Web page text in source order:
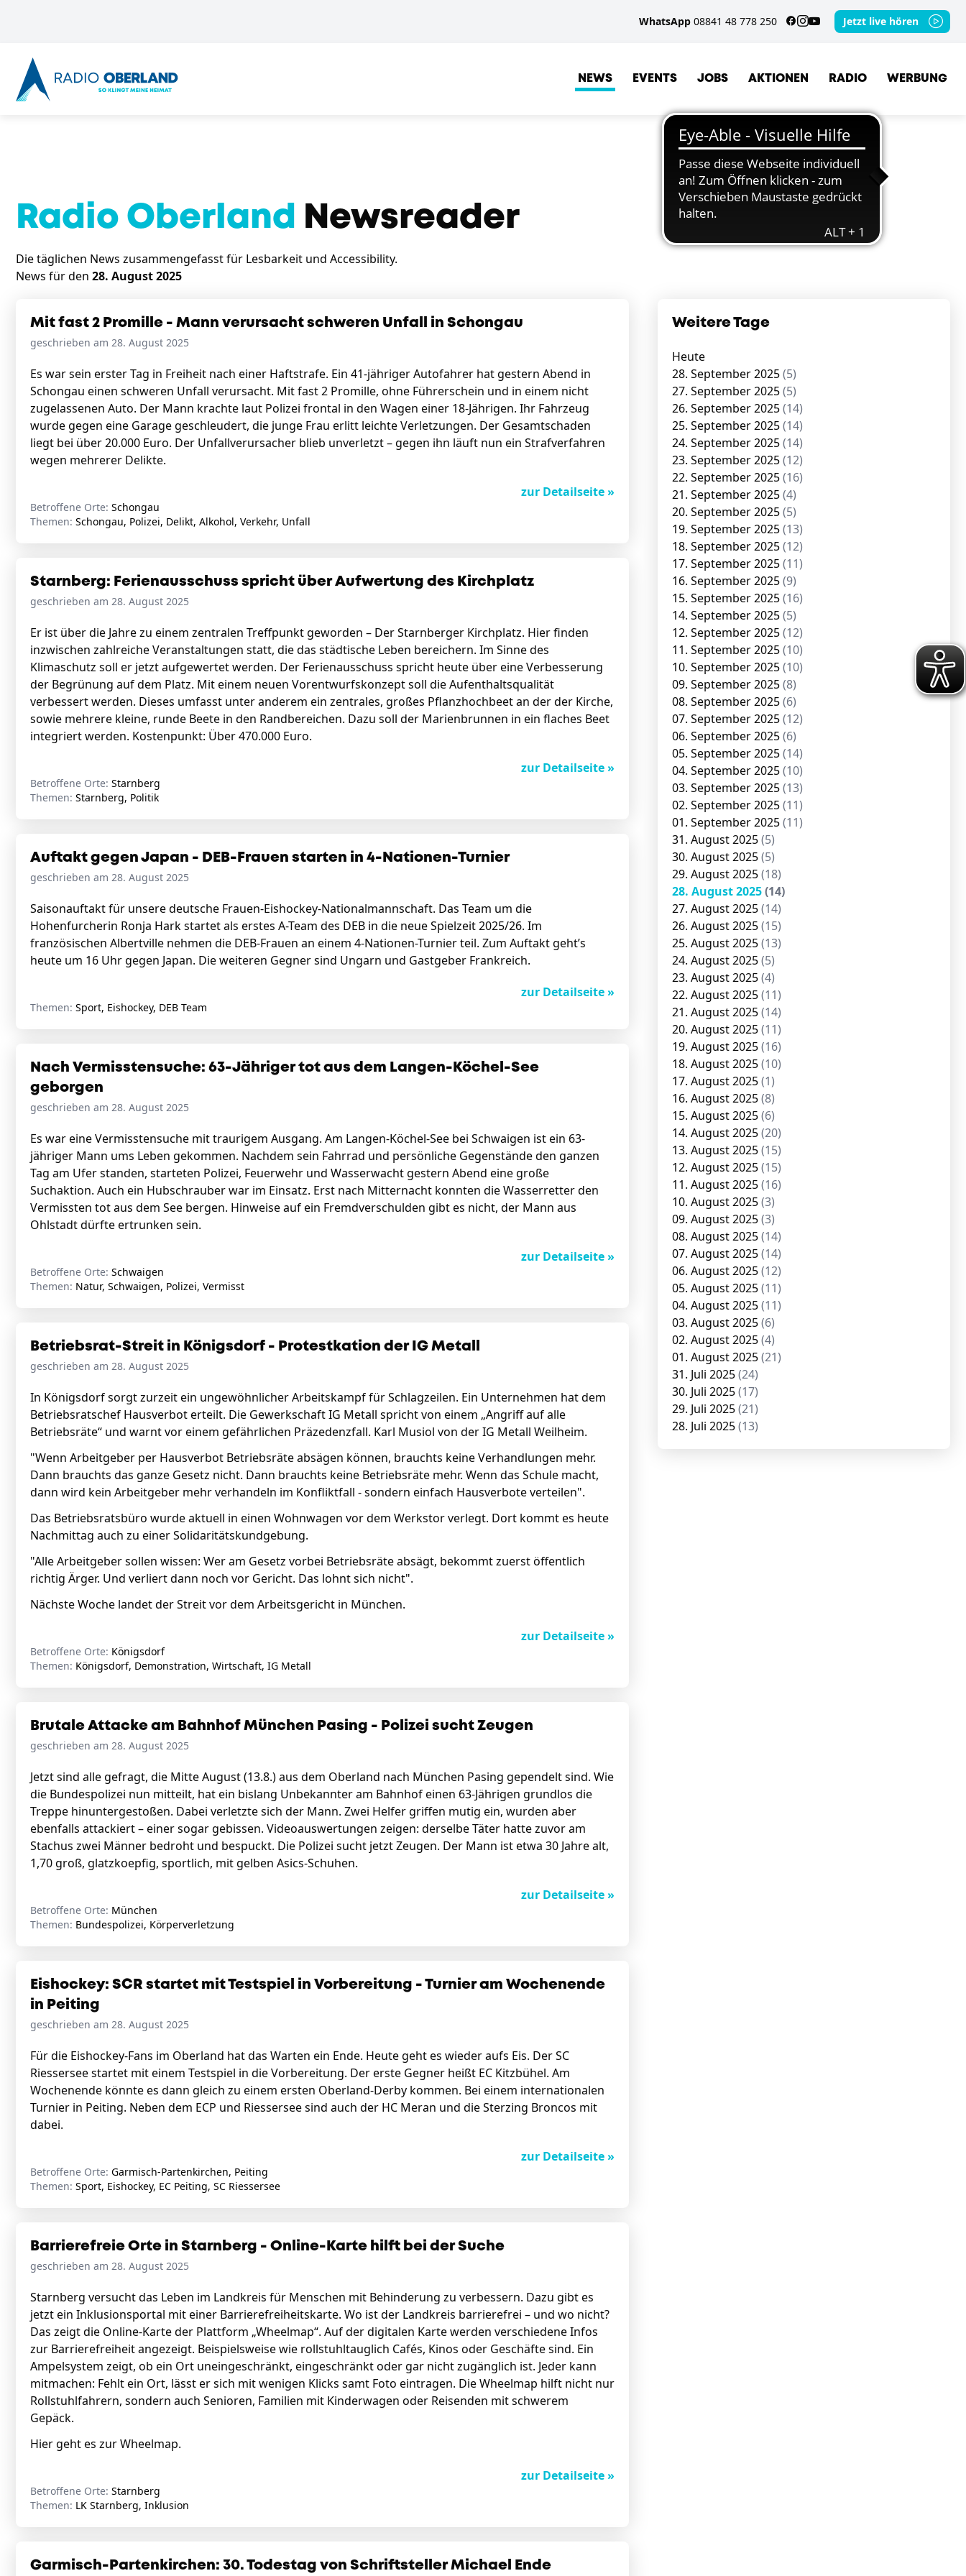
WhatsApp 08841 48 778 250 Jetzt live hören
NEWS EVENTS JOBS AKTIONEN RADIO WERBUNG
Radio Oberland Newsreader
Die täglichen News zusammengefasst für Lesbarkeit und Accessibility.
News für den 28. August 2025
Mit fast 2 Promille - Mann verursacht schweren Unfall in Schongau
geschrieben am 28. August 2025
Es war sein erster Tag in Freiheit nach einer Haftstrafe. Ein 41-jähriger Autofahrer hat gestern Abend in
Schongau einen schweren Unfall verursacht. Mit fast 2 Promille, ohne Führerschein und in einem nicht
zugelassenen Auto. Der Mann krachte laut Polizei frontal in den Wagen einer 18-Jährigen. Ihr Fahrzeug
wurde gegen eine Garage geschleudert, die junge Frau erlitt leichte Verletzungen. Der Gesamtschaden
liegt bei über 20.000 Euro. Der Unfallverursacher blieb unverletzt – gegen ihn läuft nun ein Strafverfahren
wegen mehrerer Delikte.
zur Detailseite »
Betroffene Orte: Schongau
Themen: Schongau, Polizei, Delikt, Alkohol, Verkehr, Unfall
Starnberg: Ferienausschuss spricht über Aufwertung des Kirchplatz
geschrieben am 28. August 2025
Er ist über die Jahre zu einem zentralen Treffpunkt geworden – Der Starnberger Kirchplatz. Hier finden
inzwischen zahlreiche Veranstaltungen statt, die das städtische Leben bereichern. Im Sinne des
Klimaschutz soll er jetzt aufgewertet werden. Der Ferienausschuss spricht heute über eine Verbesserung
der Begrünung auf dem Platz. Mit einem neuen Vorentwurfskonzept soll die Aufenthaltsqualität
verbessert werden. Dieses umfasst unter anderem ein zentrales, großes Pflanzhochbeet an der der Kirche,
sowie mehrere kleine, runde Beete in den Randbereichen. Dazu soll der Marienbrunnen in ein flaches Beet
integriert werden. Kostenpunkt: Über 470.000 Euro.
zur Detailseite »
Betroffene Orte: Starnberg
Themen: Starnberg, Politik
Auftakt gegen Japan - DEB-Frauen starten in 4-Nationen-Turnier
geschrieben am 28. August 2025
Saisonauftakt für unsere deutsche Frauen-Eishockey-Nationalmannschaft. Das Team um die
Hohenfurcherin Ronja Hark startet als erstes A-Team des DEB in die neue Spielzeit 2025/26. Im
französischen Albertville nehmen die DEB-Frauen an einem 4-Nationen-Turnier teil. Zum Auftakt geht’s
heute um 16 Uhr gegen Japan. Die weiteren Gegner sind Ungarn und Gastgeber Frankreich.
zur Detailseite »
Themen: Sport, Eishockey, DEB Team
Nach Vermisstensuche: 63-Jähriger tot aus dem Langen-Köchel-See
geborgen
geschrieben am 28. August 2025
Es war eine Vermisstensuche mit traurigem Ausgang. Am Langen-Köchel-See bei Schwaigen ist ein 63-
jähriger Mann ums Leben gekommen. Nachdem sein Fahrrad und persönliche Gegenstände den ganzen
Tag am Ufer standen, starteten Polizei, Feuerwehr und Wasserwacht gestern Abend eine große
Suchaktion. Auch ein Hubschrauber war im Einsatz. Erst nach Mitternacht konnten die Wasserretter den
Vermissten tot aus dem See bergen. Hinweise auf ein Fremdverschulden gibt es nicht, der Mann aus
Ohlstadt dürfte ertrunken sein.
zur Detailseite »
Betroffene Orte: Schwaigen
Themen: Natur, Schwaigen, Polizei, Vermisst
Betriebsrat-Streit in Königsdorf - Protestkation der IG Metall
geschrieben am 28. August 2025
In Königsdorf sorgt zurzeit ein ungewöhnlicher Arbeitskampf für Schlagzeilen. Ein Unternehmen hat dem
Betriebsratschef Hausverbot erteilt. Die Gewerkschaft IG Metall spricht von einem „Angriff auf alle
Betriebsräte“ und warnt vor einem gefährlichen Präzedenzfall. Karl Musiol von der IG Metall Weilheim.
"Wenn Arbeitgeber per Hausverbot Betriebsräte absägen können, brauchts keine Verhandlungen mehr.
Dann brauchts das ganze Gesetz nicht. Dann brauchts keine Betriebsräte mehr. Wenn das Schule macht,
dann wird kein Arbeitgeber mehr verhandeln im Konfliktfall - sondern einfach Hausverbote verteilen".
Das Betriebsratsbüro wurde aktuell in einen Wohnwagen vor dem Werkstor verlegt. Dort kommt es heute
Nachmittag auch zu einer Solidaritätskundgebung.
"Alle Arbeitgeber sollen wissen: Wer am Gesetz vorbei Betriebsräte absägt, bekommt zuerst öffentlich
richtig Ärger. Und verliert dann noch vor Gericht. Das lohnt sich nicht".
Nächste Woche landet der Streit vor dem Arbeitsgericht in München.
zur Detailseite »
Betroffene Orte: Königsdorf
Themen: Königsdorf, Demonstration, Wirtschaft, IG Metall
Brutale Attacke am Bahnhof München Pasing - Polizei sucht Zeugen
geschrieben am 28. August 2025
Jetzt sind alle gefragt, die Mitte August (13.8.) aus dem Oberland nach München Pasing gependelt sind. Wie
die Bundespolizei nun mitteilt, hat ein bislang Unbekannter am Bahnhof einen 63-Jährigen grundlos die
Treppe hinuntergestoßen. Dabei verletzte sich der Mann. Zwei Helfer griffen mutig ein, wurden aber
ebenfalls attackiert – einer sogar gebissen. Videoauswertungen zeigen: derselbe Täter hatte zuvor am
Stachus zwei Männer bedroht und bespuckt. Die Polizei sucht jetzt Zeugen. Der Mann ist etwa 30 Jahre alt,
1,70 groß, glatzkoepfig, sportlich, mit gelben Asics-Schuhen.
zur Detailseite »
Betroffene Orte: München
Themen: Bundespolizei, Körperverletzung
Eishockey: SCR startet mit Testspiel in Vorbereitung - Turnier am Wochenende
in Peiting
geschrieben am 28. August 2025
Für die Eishockey-Fans im Oberland hat das Warten ein Ende. Heute geht es wieder aufs Eis. Der SC
Riessersee startet mit einem Testspiel in die Vorbereitung. Der erste Gegner heißt EC Kitzbühel. Am
Wochenende könnte es dann gleich zu einem ersten Oberland-Derby kommen. Bei einem internationalen
Turnier in Peiting. Neben dem ECP und Riessersee sind auch der HC Meran und die Sterzing Broncos mit
dabei.
zur Detailseite »
Betroffene Orte: Garmisch-Partenkirchen, Peiting
Themen: Sport, Eishockey, EC Peiting, SC Riessersee
Barrierefreie Orte in Starnberg - Online-Karte hilft bei der Suche
geschrieben am 28. August 2025
Starnberg versucht das Leben im Landkreis für Menschen mit Behinderung zu verbessern. Dazu gibt es
jetzt ein Inklusionsportal mit einer Barrierefreiheitskarte. Wo ist der Landkreis barrierefrei – und wo nicht?
Das zeigt die Online-Karte der Plattform „Wheelmap“. Auf der digitalen Karte werden verschiedene Infos
zur Barrierefreiheit angezeigt. Beispielsweise wie rollstuhltauglich Cafés, Kinos oder Geschäfte sind. Ein
Ampelsystem zeigt, ob ein Ort uneingeschränkt, eingeschränkt oder gar nicht zugänglich ist. Jeder kann
mitmachen: Fehlt ein Ort, lässt er sich mit wenigen Klicks samt Foto eintragen. Die Wheelmap hilft nicht nur
Rollstuhlfahrern, sondern auch Senioren, Familien mit Kinderwagen oder Reisenden mit schwerem
Gepäck.
Hiergeht es zur Wheelmap.
zur Detailseite »
Betroffene Orte: Starnberg
Themen: LK Starnberg, Inklusion
Garmisch-Partenkirchen: 30. Todestag von Schriftsteller Michael Ende
Weitere Tage
Heute
28. September 2025(5)
27. September 2025(5)
26. September 2025(14)
25. September 2025(14)
24. September 2025(14)
23. September 2025(12)
22. September 2025(16)
21. September 2025(4)
20. September 2025(5)
19. September 2025(13)
18. September 2025(12)
17. September 2025(11)
16. September 2025(9)
15. September 2025(16)
14. September 2025(5)
12. September 2025(12)
11. September 2025(10)
10. September 2025(10)
09. September 2025(8)
08. September 2025(6)
07. September 2025(12)
06. September 2025(6)
05. September 2025(14)
04. September 2025(10)
03. September 2025(13)
02. September 2025(11)
01. September 2025(11)
31. August 2025(5)
30. August 2025(5)
29. August 2025(18)
28. August 2025(14)
27. August 2025(14)
26. August 2025(15)
25. August 2025(13)
24. August 2025(5)
23. August 2025(4)
22. August 2025(11)
21. August 2025(14)
20. August 2025(11)
19. August 2025(16)
18. August 2025(10)
17. August 2025(1)
16. August 2025(8)
15. August 2025(6)
14. August 2025(20)
13. August 2025(15)
12. August 2025(15)
11. August 2025(16)
10. August 2025(3)
09. August 2025(3)
08. August 2025(14)
07. August 2025(14)
06. August 2025(12)
05. August 2025(11)
04. August 2025(11)
03. August 2025(6)
02. August 2025(4)
01. August 2025(21)
31. Juli 2025(24)
30. Juli 2025(17)
29. Juli 2025(21)
28. Juli 2025(13)